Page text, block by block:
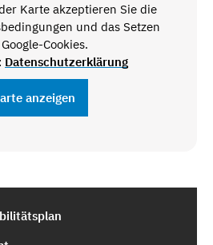
Karte akzeptieren Sie die
und das Setzen
Cookies.
Datenschutzerklärung
anzeigen